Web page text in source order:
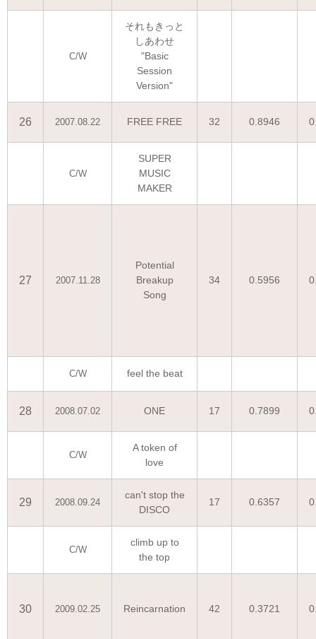
C/W
それもきっと
しあわせ
"Basic
Session
Version"
26 2007.08.22 FREE FREE 32 0.8946
C/W
SUPER
MUSIC
MAKER
27 2007.11.28
Potential
Breakup
Song
34 0.5956
C/W feel the beat
28 2008.07.02 ONE 17 0.7899
C/W
A token of
love
29 2008.09.24
can't stop the
DISCO
17 0.6357
C/W
climb up to
the top
30 2009.02.25 Reincarnation 42 0.3721